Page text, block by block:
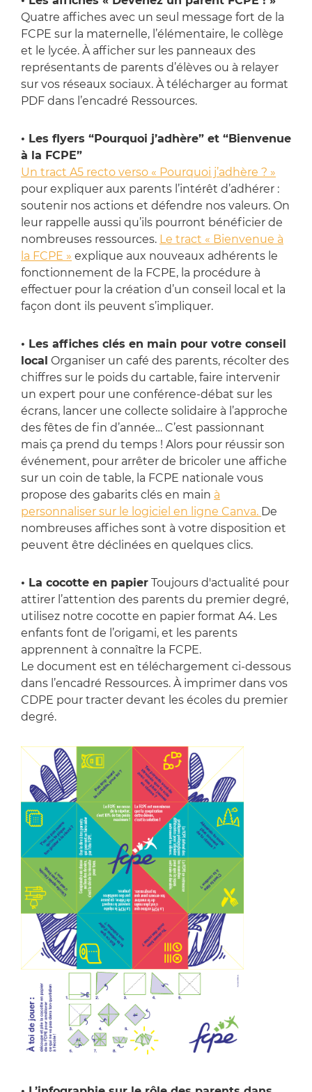
Quatre affiches avec un seul message fort de la
FCPE sur la maternelle, l’élémentaire, le collège
et le lycée. À afficher sur les panneaux des
représentants de parents d’élèves ou à relayer
sur vos réseaux sociaux. À télécharger au format
PDF dans l’encadré Ressources.
• Les flyers “Pourquoi j’adhère” et “Bienvenue
à la FCPE”
Un tract A5 recto verso « Pourquoi j’adhère ? »
pour expliquer aux parents l’intérêt d’adhérer :
soutenir nos actions et défendre nos valeurs. On
leur rappelle aussi qu’ils pourront bénéficier de
nombreuses ressources. Le tract « Bienvenue à
la FCPE » explique aux nouveaux adhérents le
fonctionnement de la FCPE, la procédure à
effectuer pour la création d’un conseil local et la
façon dont ils peuvent s’impliquer.
• Les affiches clés en main pour votre conseil
local Organiser un café des parents, récolter des
chiffres sur le poids du cartable, faire intervenir
un expert pour une conférence-débat sur les
écrans, lancer une collecte solidaire à l’approche
des fêtes de fin d’année… C’est passionnant
mais ça prend du temps ! Alors pour réussir son
événement, pour arrêter de bricoler une affiche
sur un coin de table, la FCPE nationale vous
propose des gabarits clés en main à
personnaliser sur le logiciel en ligne Canva. De
nombreuses affiches sont à votre disposition et
peuvent être déclinées en quelques clics.
• La cocotte en papier Toujours d'actualité pour
attirer l’attention des parents du premier degré,
utilisez notre cocotte en papier format A4. Les
enfants font de l’origami, et les parents
apprennent à connaître la FCPE.
Le document est en téléchargement ci-dessous
dans l’encadré Ressources. À imprimer dans vos
CDPE pour tracter devant les écoles du premier
degré.